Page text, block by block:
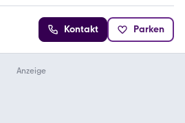
Kontakt Parken